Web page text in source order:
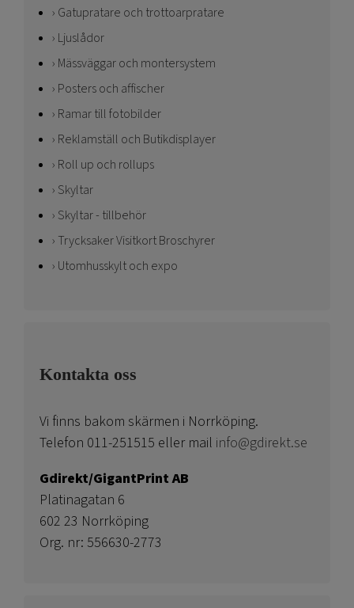
Gatupratare och trottoarpratare
Ljuslådor
Mässväggar och montersystem
Posters och affischer
Ramar till fotobilder
Reklamställ och Butikdisplayer
Roll up och rollups
Skyltar
Skyltar - tillbehör
Trycksaker Visitkort Broschyrer
Utomhusskylt och expo
Kontakta oss
Vi finns bakom skärmen i Norrköping.
Telefon 011-251515 eller mail info@gdirekt.se
Gdirekt/GigantPrint AB
Platinagatan 6
602 23 Norrköping
Org. nr: 556630-2773